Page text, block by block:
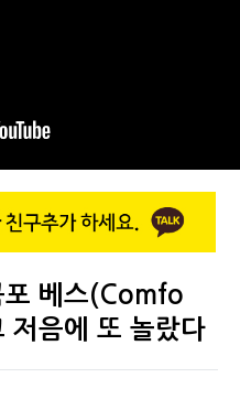
포 베스(Comfo
저음에 또 놀랐다